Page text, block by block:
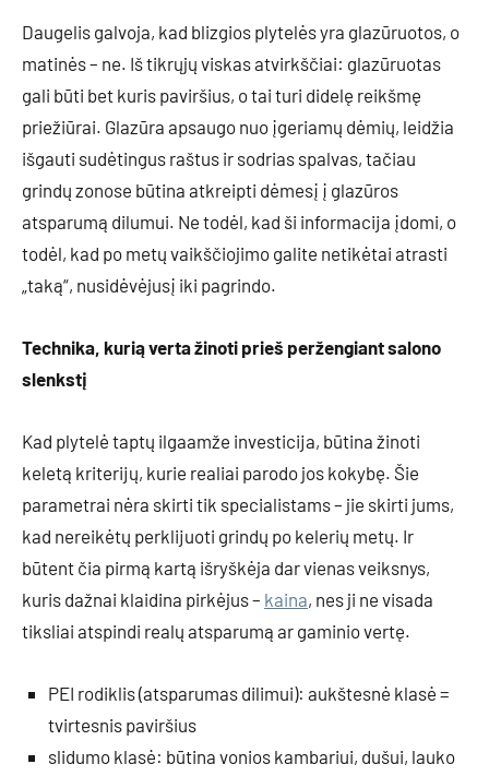
Daugelis galvoja, kad blizgios plytelės yra glazūruotos, o
matinės – ne. Iš tikrųjų viskas atvirkščiai: glazūruotas
gali būti bet kuris paviršius, o tai turi didelę reikšmę
priežiūrai. Glazūra apsaugo nuo įgeriamų dėmių, leidžia
išgauti sudėtingus raštus ir sodrias spalvas, tačiau
grindų zonose būtina atkreipti dėmesį į glazūros
atsparumą dilumui. Ne todėl, kad ši informacija įdomi, o
todėl, kad po metų vaikščiojimo galite netikėtai atrasti
„taką“, nusidėvėjusį iki pagrindo.
Technika, kurią verta žinoti prieš peržengiant salono
slenkstį
Kad plytelė taptų ilgaamže investicija, būtina žinoti
keletą kriterijų, kurie realiai parodo jos kokybę. Šie
parametrai nėra skirti tik specialistams – jie skirti jums,
kad nereikėtų perklijuoti grindų po kelerių metų. Ir
būtent čia pirmą kartą išryškėja dar vienas veiksnys,
kuris dažnai klaidina pirkėjus – kaina, nes ji ne visada
tiksliai atspindi realų atsparumą ar gaminio vertę.
PEI rodiklis (atsparumas dilimui): aukštesnė klasė =
tvirtesnis paviršius
slidumo klasė: būtina vonios kambariui, dušui, lauko